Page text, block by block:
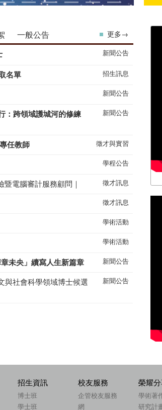
一般公告
新聞公告
名單 招生訊息
新聞公告
：跨領域護城河的修練
新聞公告
任教師 徵才與實習
學程公告
暨電腦審計服務顧問｜ 徵才訊息
徵才訊息
學術活動
學術活動
未央」續寫人生新篇章 新聞公告
與社會科學領域博士候選
新聞公告
更多→
招生資訊
博士班
學士班
校友服務
企管校友服務
網
榮耀
學術著
研究計